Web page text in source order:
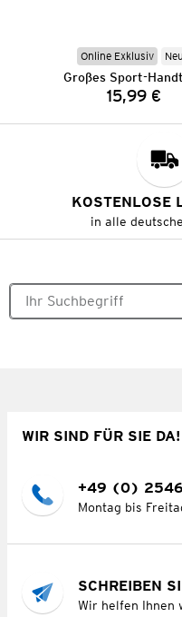
Online Exklusiv Neu
Großes Sport-
Preis:
15,99 €
KOSTENLOSE
in alle
WIR SIND FÜR SIE DA!
+49 (0)
Montag bis
SCHREIBEN
Wir helfen Ihnen